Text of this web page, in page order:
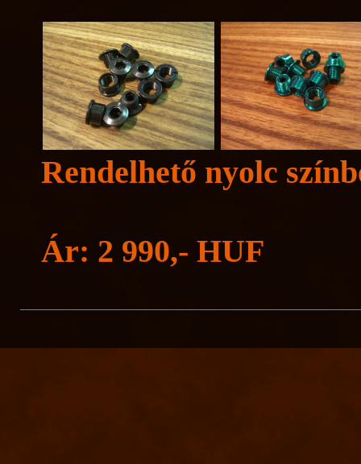
Rendelhető nyolc
Ár: 2 990,- HUF